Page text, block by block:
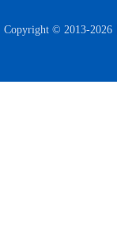
Copyright © 2013-2026